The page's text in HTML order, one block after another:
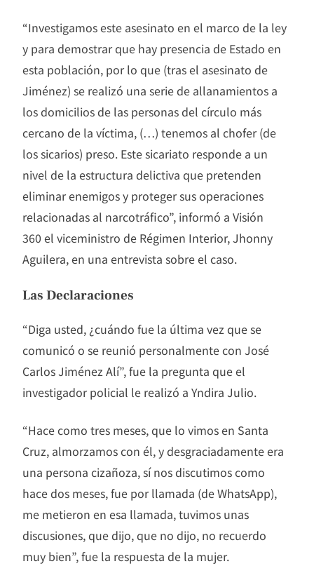
“Investigamos este asesinato en el marco de la ley
y para demostrar que hay presencia de Estado en
esta población, por lo que (tras el asesinato de
Jiménez) se realizó una serie de allanamientos a
los domicilios de las personas del círculo más
cercano de la víctima, (…) tenemos al chofer (de
los sicarios) preso. Este sicariato responde a un
nivel de la estructura delictiva que pretenden
eliminar enemigos y proteger sus operaciones
relacionadas al narcotráfico”, informó a Visión
360 el viceministro de Régimen Interior, Jhonny
Aguilera, en una entrevista sobre el caso.
Las Declaraciones
“Diga usted, ¿cuándo fue la última vez que se
comunicó o se reunió personalmente con José
Carlos Jiménez Alí”, fue la pregunta que el
investigador policial le realizó a Yndira Julio.
“Hace como tres meses, que lo vimos en Santa
Cruz, almorzamos con él, y desgraciadamente era
una persona cizañoza, sí nos discutimos como
hace dos meses, fue por llamada (de WhatsApp),
me metieron en esa llamada, tuvimos unas
discusiones, que dijo, que no dijo, no recuerdo
muy bien”, fue la respuesta de la mujer.